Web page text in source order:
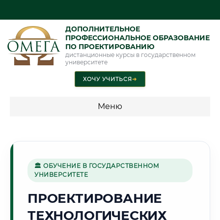
ДОПОЛНИТЕЛЬНОЕ
ПРОФЕССИОНАЛЬНОЕ ОБРАЗОВАНИЕ
ПО ПРОЕКТИРОВАНИЮ
дистанционные курсы в государственном
университете
ХОЧУ УЧИТЬСЯ➜
Меню
🌺
Г. АНДИЖАН
🏛 ОБУЧЕНИЕ В ГОСУДАРСТВЕННОМ
УНИВЕРСИТЕТЕ
ПРОЕКТИРОВАНИЕ
ТЕХНОЛОГИЧЕСКИХ